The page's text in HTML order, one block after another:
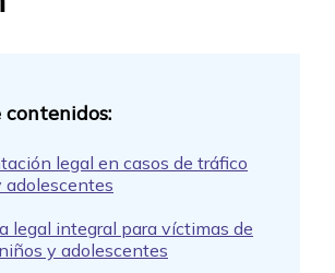
legal en casos de tráfico
adolescentes
legal integral para víctimas de
y adolescentes